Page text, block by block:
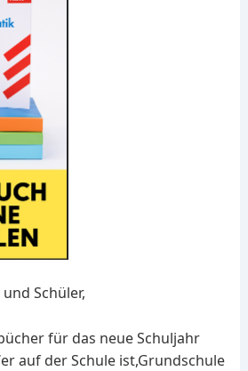
Schüler,
für das neue Schuljahr
auf der Schule ist,Grundschule